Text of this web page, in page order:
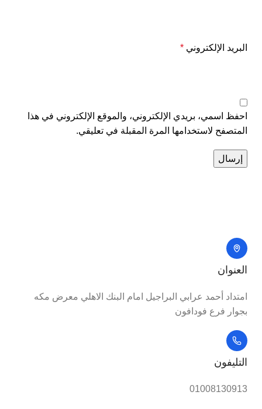
البريد الإلكتروني *
احفظ اسمي، بريدي الإلكتروني، والموقع الإلكتروني في هذا
المتصفح لاستخدامها المرة المقبلة في تعليقي.
العنوان
امتداد أحمد عرابي البراجيل امام البنك الاهلي معرض مكه
بجوار فرع فودافون
التليفون
01008130913